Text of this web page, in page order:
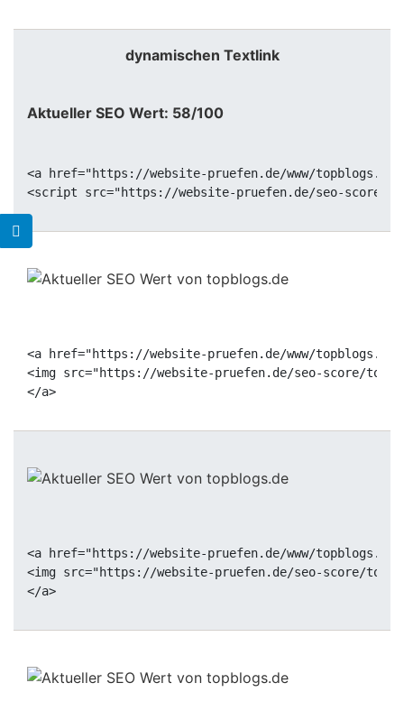
dynamischen Textlink
Aktueller SEO Wert: 58/100
<a href="https://website-pruefen.de/www/
<a href="https://website-pruefen.de/www/
<img src="https://website-pruefen.de/seo-score/
<a href="https://website-pruefen.de/www/
<img src="https://website-pruefen.de/seo-score/